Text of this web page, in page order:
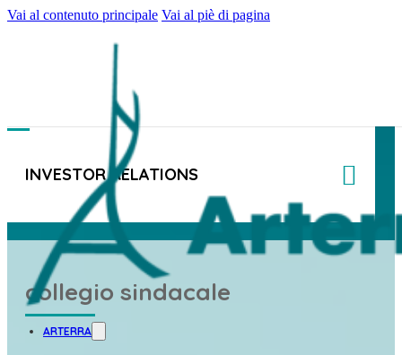
Vai al contenuto principale Vai al piè di pagina
ARTERRA
INVESTOR RELATIONS
collegio sindacale